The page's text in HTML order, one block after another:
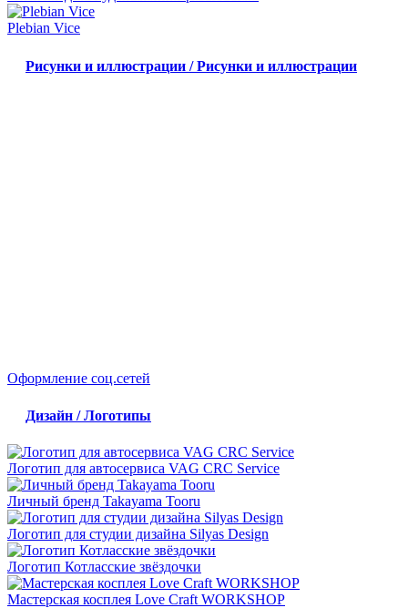
Plebian Vice
Рисунки и иллюстрации / Рисунки и иллюстрации
Оформление соц.сетей
Дизайн / Логотипы
Логотип для автосервиса VAG СRC Service
Личный бренд Takayama Tooru
Логотип для студии дизайна Silyas Design
Логотип Котласские звёздочки
Мастерская косплея Love Craft WORKSHOP